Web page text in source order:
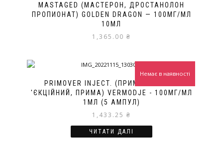
MASTAGED (МАСТЕРОН, ДРОСТАНОЛОН
ПРОПИОНАТ) GOLDEN DRAGON — 100МГ/МЛ
10МЛ
1,365.00 ₴
PRIMOVER INJECT. (ПРИМОБОЛАН ІН
'ЄКЦІЙНИЙ, ПРИМА) VERMODJE - 100МГ/МЛ
1МЛ (5 АМПУЛ)
1,433.25 ₴
Немає в наявності
ЧИТАТИ ДАЛІ